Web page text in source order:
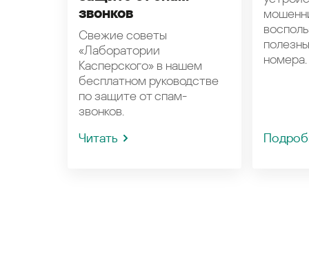
звонков
Свежие советы
«Лаборатории
Касперского» в нашем
бесплатном руководстве
по защите от спам-
звонков.
Читать
номера.